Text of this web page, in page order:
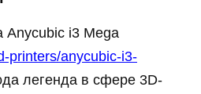
Anycubic i3 Mega
printers/anycubic-i3-
легенда в сфере 3D-